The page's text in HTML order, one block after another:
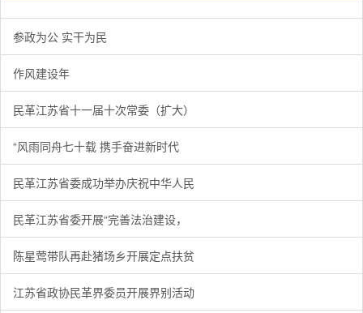
参政为公 实干为民
作风建设年
民革江苏省十一届十次常委（扩大）
“风雨同舟七十载 携手奋进新时代
民革江苏省委成功举办庆祝中华人民
民革江苏省委开展“完善法治建设，
陈星莺带队再赴猪场乡开展定点扶贫
江苏省政协民革界委员开展界别活动